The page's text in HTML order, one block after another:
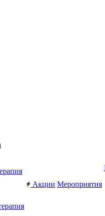
Акции Мероприятия